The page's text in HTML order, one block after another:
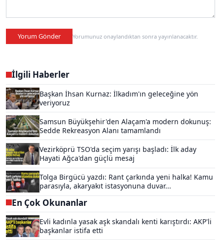
Yorum Gönder Yorumunuz onaylandıktan sonra yayınlanacaktır.
İlgili Haberler
Başkan İhsan Kurnaz: İlkadım'ın geleceğine yön
veriyoruz
Samsun Büyükşehir'den Alaçam'a modern dokunuş:
Sedde Rekreasyon Alanı tamamlandı
Vezirköprü TSO'da seçim yarışı başladı: İlk aday
Hayati Ağca'dan güçlü mesaj
Tolga Birgücü yazdı: Rant çarkında yeni halka! Kamu
parasıyla, akaryakıt istasyonuna duvar...
En Çok Okunanlar
Evli kadınla yasak aşk skandalı kenti karıştırdı: AKP'li
başkanlar istifa etti